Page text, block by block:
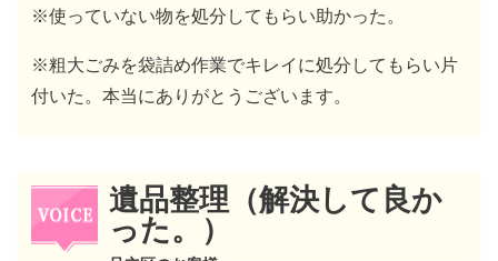
※使っていない物を処分してもらい助かった。
※粗大ごみを袋詰め作業でキレイに処分してもらい片
付いた。本当にありがとうございます。
遺品整理（解決して良か
った。）